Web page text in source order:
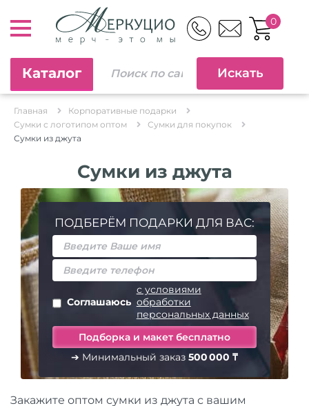
0
Каталог
Главная
Корпоративные подарки
Сумки с логотипом оптом
Сумки для покупок
Сумки из джута
Сумки из джута
ПОДБЕРЁМ ПОДАРКИ ДЛЯ ВАС:
Соглашаюсь
с условиями
обработки
персональных данных
➔ Минимальный заказ 500 000 ₸
Закажите оптом сумки из джута с вашим